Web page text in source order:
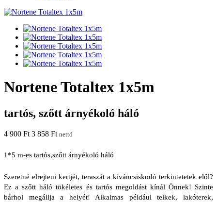
Nortene Totaltex 1x5m
tartós, szőtt árnyékoló háló
4 900 Ft 3 858 Ft nettó
1*5 m-es tartós,szőtt árnyékoló háló
Szeretné elrejteni kertjét, teraszát a kíváncsiskodó terkintetetek elől?
Ez a szőtt háló tökéletes és tartós megoldást kínál Önnek! Szinte
bárhol megállja a helyét! Alkalmas például telkek, lakóterek,